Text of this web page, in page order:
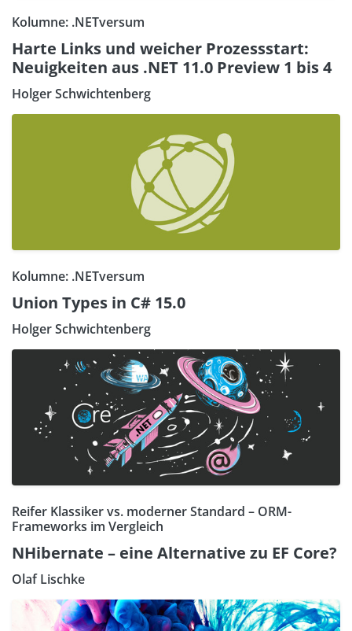
Kolumne: .NETversum
Harte Links und weicher Prozessstart:
Neuigkeiten aus .NET 11.0 Preview 1 bis 4
Holger Schwichtenberg
Kolumne: .NETversum
Union Types in C# 15.0
Holger Schwichtenberg
Reifer Klassiker vs. moderner Standard – ORM-
Frameworks im Vergleich
NHibernate – eine Alternative zu EF Core?
Olaf Lischke